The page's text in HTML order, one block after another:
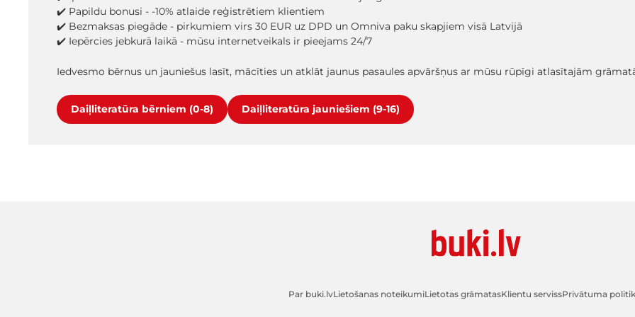
✔️ Papildu bonusi - -10% atlaide reģistrētiem klientiem
✔️ Bezmaksas piegāde - pirkumiem virs 30 EUR uz DPD un Omniva paku skapjiem visā Latvijā
✔️ Iepērcies jebkurā laikā - mūsu internetveikals ir pieejams 24/7
Iedvesmo bērnus un jauniešus lasīt, mācīties un atklāt jaunus pasaules apvāršņus ar mūsu rūpīgi atlasītajām
Daiļliteratūra bērniem (0-8) Daiļliteratūra jauniešiem (9-16)
Par buki.lvLietošanas noteikumiLietotas grāmatasKlientu servissPrivātuma